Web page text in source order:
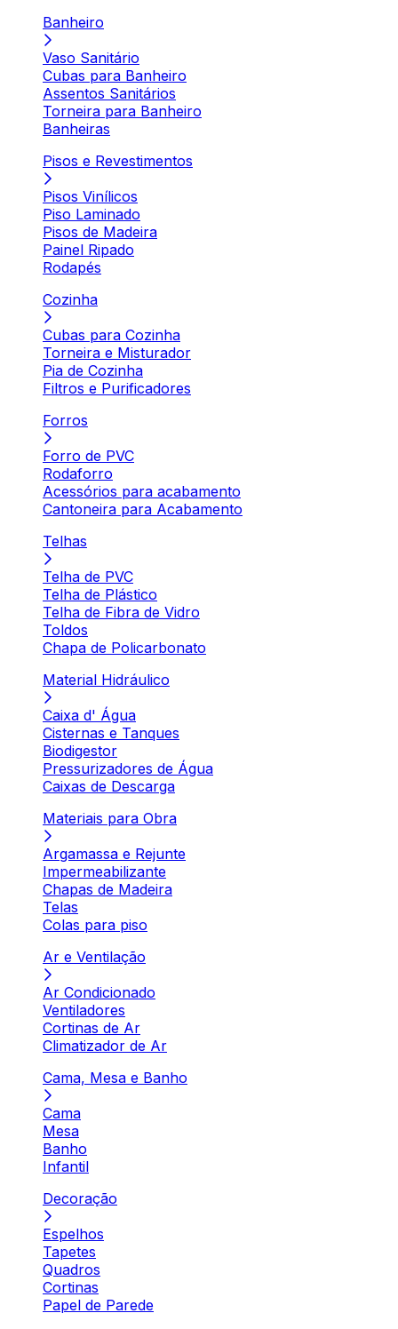
Banheiro
Vaso Sanitário
Cubas para Banheiro
Assentos Sanitários
Torneira para Banheiro
Banheiras
Pisos e Revestimentos
Pisos Vinílicos
Piso Laminado
Pisos de Madeira
Painel Ripado
Rodapés
Cozinha
Cubas para Cozinha
Torneira e Misturador
Pia de Cozinha
Filtros e Purificadores
Forros
Forro de PVC
Rodaforro
Acessórios para acabamento
Cantoneira para Acabamento
Telhas
Telha de PVC
Telha de Plástico
Telha de Fibra de Vidro
Toldos
Chapa de Policarbonato
Material Hidráulico
Caixa d' Água
Cisternas e Tanques
Biodigestor
Pressurizadores de Água
Caixas de Descarga
Materiais para Obra
Argamassa e Rejunte
Impermeabilizante
Chapas de Madeira
Telas
Colas para piso
Ar e Ventilação
Ar Condicionado
Ventiladores
Cortinas de Ar
Climatizador de Ar
Cama, Mesa e Banho
Cama
Mesa
Banho
Infantil
Decoração
Espelhos
Tapetes
Quadros
Cortinas
Papel de Parede